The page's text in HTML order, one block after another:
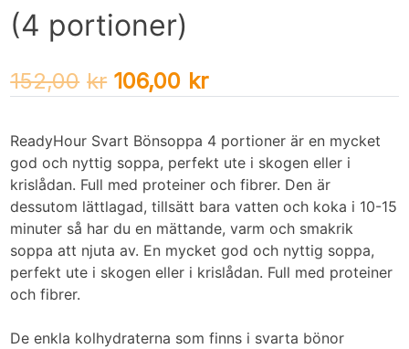
(4 portioner)
152,00 kr 106,00 kr
ReadyHour Svart Bönsoppa 4 portioner är en mycket
god och nyttig soppa, perfekt ute i skogen eller i
krislådan. Full med proteiner och fibrer. Den är
dessutom lättlagad, tillsätt bara vatten och koka i 10-15
minuter så har du en mättande, varm och smakrik
soppa att njuta av. En mycket god och nyttig soppa,
perfekt ute i skogen eller i krislådan. Full med proteiner
och fibrer.
De enkla kolhydraterna som finns i svarta bönor